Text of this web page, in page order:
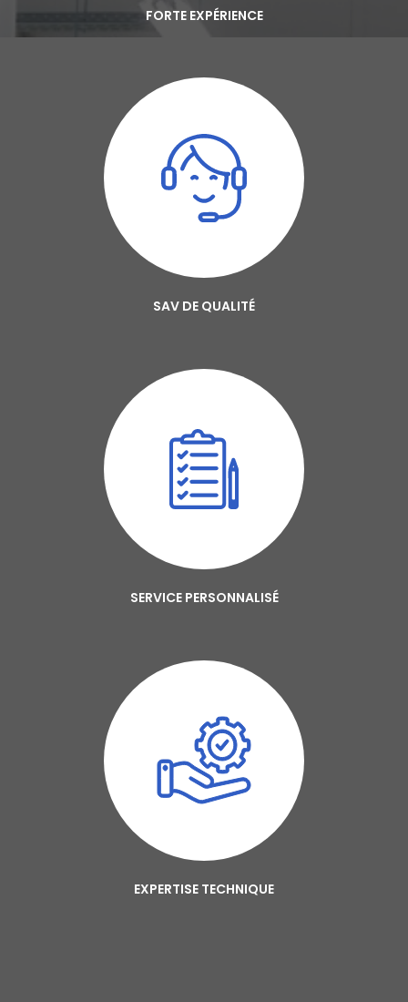
FORTE EXPÉRIENCE
SAV DE QUALITÉ
SERVICE PERSONNALISÉ
EXPERTISE TECHNIQUE